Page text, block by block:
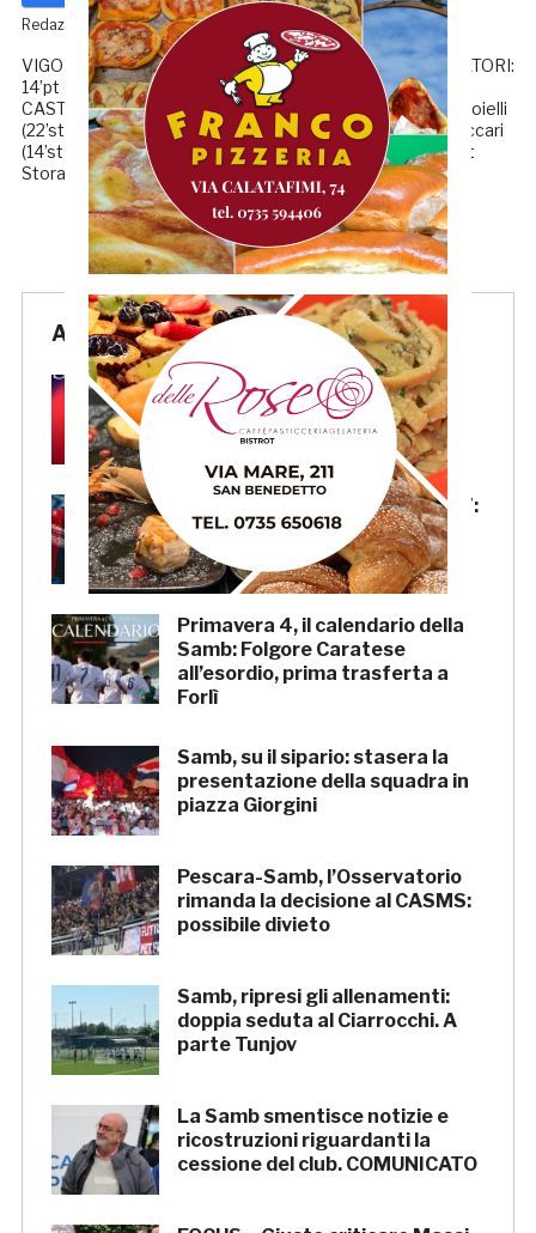
Redazione GRB
VIGOR CASTELFIDARDO-ATL. CENTOBUCHI 1-2 MARCATORI:
14’pt (rigore) Galli, 40’st Rombini, 42’st Cialini. V.
CASTELFIDARDO: Carpera, Gambacorta, Brugiapaglia, Gioielli
(22’st Fermani), Marconi, Santoni (28’st Bandanera), Malaccari
(14’st Terrè), Ballarini (33’st Testa), Altobello, Mosca (46’st
Storani), Rombini. […]
Articoli Recenti
Samb, Lorenzo Sgarbi è
ufficiale: l’attaccante arriva in
prestito dal Napoli
Samb, la maglia Home 2026/27:
«Il sale sulla pelle, l’ardore negli
occhi»
Primavera 4, il calendario della
Samb: Folgore Caratese
all’esordio, prima trasferta a
Forlì
Samb, su il sipario: stasera la
presentazione della squadra in
piazza Giorgini
Pescara-Samb, l’Osservatorio
rimanda la decisione al CASMS:
possibile divieto
Samb, ripresi gli allenamenti:
doppia seduta al Ciarrocchi. A
parte Tunjov
La Samb smentisce notizie e
ricostruzioni riguardanti la
cessione del club. COMUNICATO